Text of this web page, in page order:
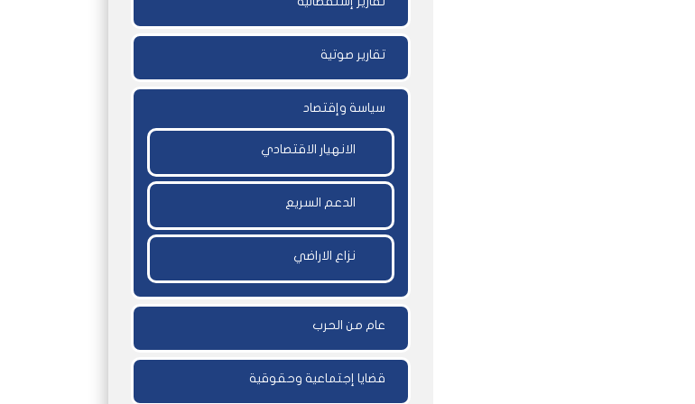
تقارير صوتية
سياسة وإقتصاد
الانهيار الاقتصادي
الدعم السريع
نزاع الاراضي
عام من الحرب
قضايا إجتماعية وحقوقية